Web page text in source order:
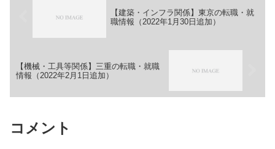
【建築・インフラ関係】東京の転職・就
職情報（2022年1月30日追加）
【機械・工具等関係】三重の転職・就職
情報（2022年2月1日追加）
コメント